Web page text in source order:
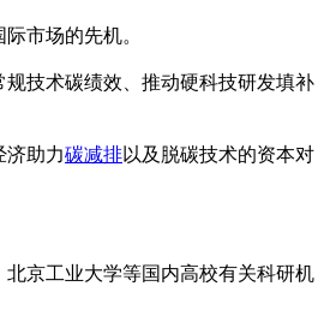
市场的先机。
技术碳绩效、推动硬科技研发填补
济助力碳减排以及脱碳技术的资本对
京工业大学等国内高校有关科研机